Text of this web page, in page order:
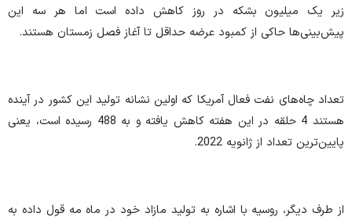
زیر یک میلیون بشکه در روز کاهش داده است اما هر سه این
پیش‌بینی‌ها حاکی از کمبود عرضه حداقل تا آغاز فصل زمستان هستند.
تعداد چاه‌های نفت فعال آمریکا که اولین نشانه تولید این کشور در آینده
هستند 4 حلقه در این هفته کاهش یافته و به 488 رسیده است، یعنی
پایین‌ترین تعداد از ژانویه 2022.
از طرف دیگر، روسیه با اشاره به تولید مازاد خود در ماه مه قول داده به